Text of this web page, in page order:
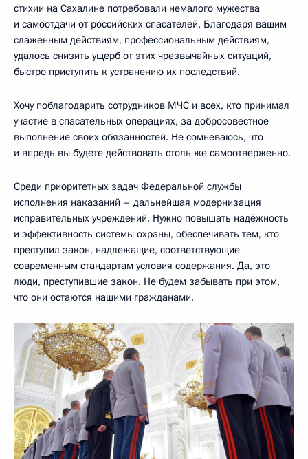
стихии на Сахалине потребовали немалого мужества
и самоотдачи от российских спасателей. Благодаря вашим
слаженным действиям, профессиональным действиям,
удалось снизить ущерб от этих чрезвычайных ситуаций,
быстро приступить к устранению их последствий.
Хочу поблагодарить сотрудников МЧС и всех, кто принимал
участие в спасательных операциях, за добросовестное
выполнение своих обязанностей. Не сомневаюсь, что
и впредь вы будете действовать столь же самоотверженно.
Среди приоритетных задач Федеральной службы
исполнения наказаний – дальнейшая модернизация
исправительных учреждений. Нужно повышать надёжность
и эффективность системы охраны, обеспечивать тем, кто
преступил закон, надлежащие, соответствующие
современным стандартам условия содержания. Да, это
люди, преступившие закон. Не будем забывать при этом,
что они остаются нашими гражданами.